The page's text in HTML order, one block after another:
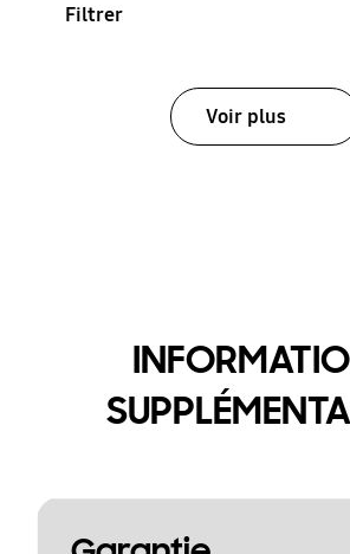
Filtrer
Voir plus